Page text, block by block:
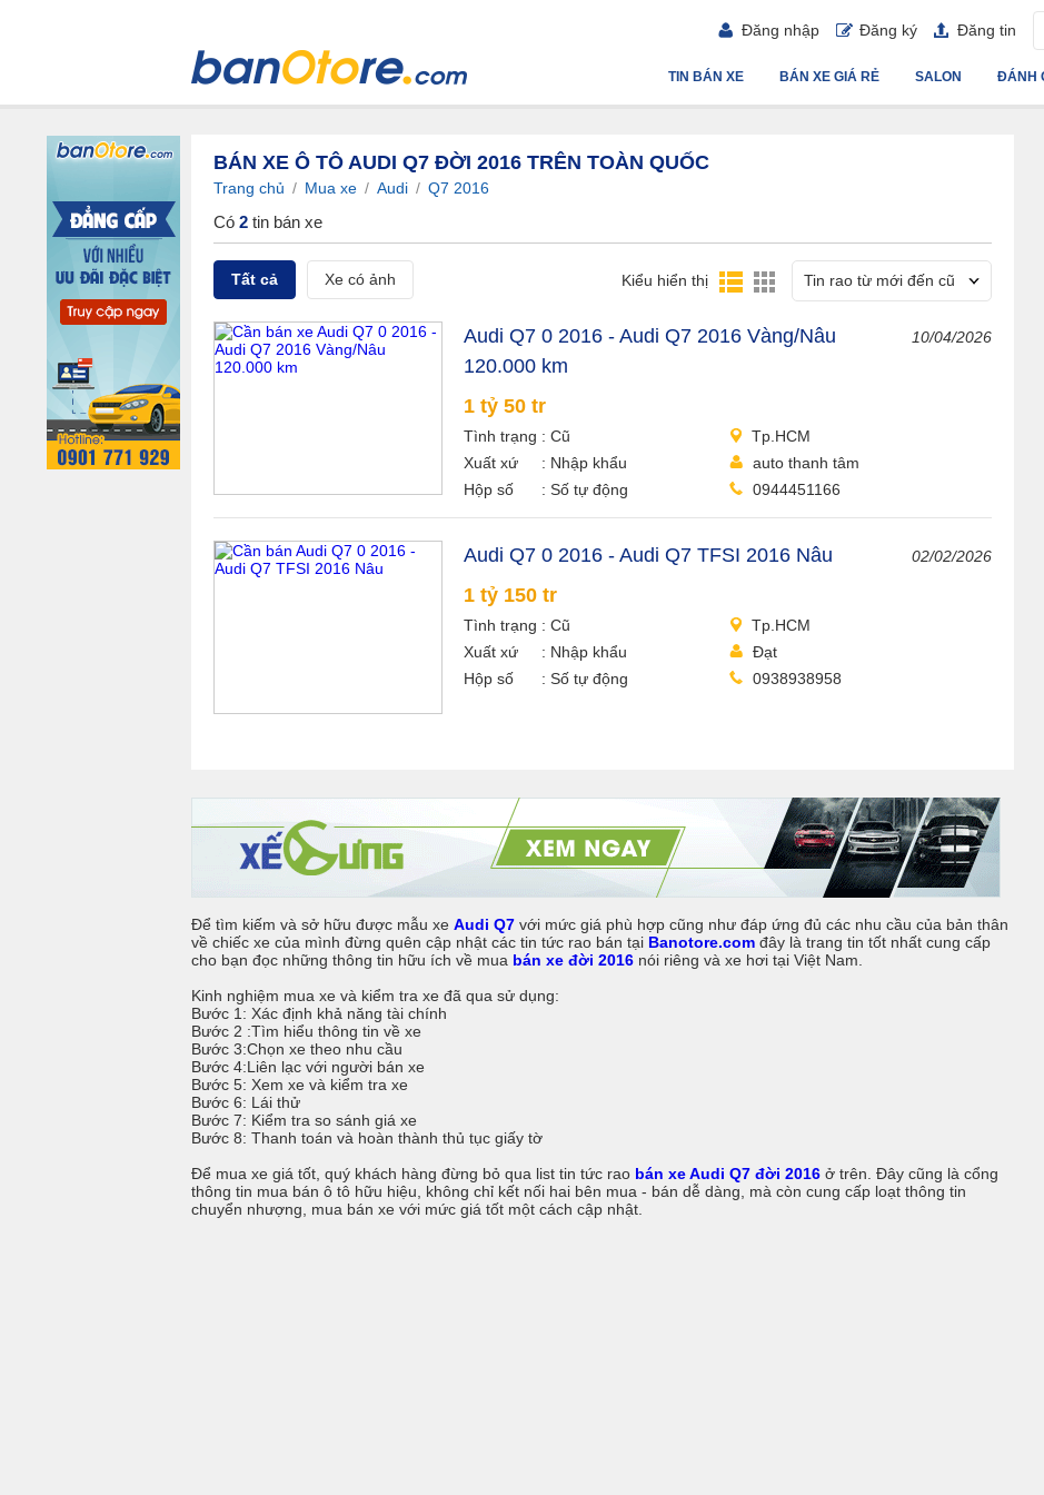
Đăng nhập Đăng ký Đăng tin
ĐÁNH
SALON
BÁN XE GIÁ RẺ
TIN BÁN XE
BÁN XE Ô TÔ AUDI Q7 ĐỜI 2016 TRÊN TOÀN QUỐC
Trang chủ / Mua xe / Audi / Q7 2016
Có 2 tin bán xe
Tất cả Xe có ảnh Tin rao từ mới đến cũ
Kiểu hiển thị
Audi Q7 0 2016 - Audi Q7 2016 Vàng/Nâu
120.000 km
10/04/2026
1 tỷ 50 tr
Tình trạng
Cũ
Xuất xứ
Nhập khẩu
Hộp số
Số tự động
Tp.HCM
auto thanh tâm
0944451166
Audi Q7 0 2016 - Audi Q7 TFSI 2016 Nâu 02/02/2026
1 tỷ 150 tr
Tình trạng
Cũ
Xuất xứ
Nhập khẩu
Hộp số
Số tự động
Tp.HCM
Đạt
0938938958
Để tìm kiếm và sở hữu được mẫu xe Audi Q7 với mức giá phù hợp cũng như đáp ứng đủ các nhu cầu của bản thân
về chiếc xe của mình đừng quên cập nhật các tin tức rao bán tại Banotore.com đây là trang tin tốt nhất cung cấp
cho bạn đọc những thông tin hữu ích về mua bán xe đời 2016 nói riêng và xe hơi tại Việt Nam.
Kinh nghiệm mua xe và kiểm tra xe đã qua sử dụng:
Bước 1: Xác định khả năng tài chính
Bước 2 :Tìm hiểu thông tin về xe
Bước 3:Chọn xe theo nhu cầu
Bước 4:Liên lạc với người bán xe
Bước 5: Xem xe và kiểm tra xe
Bước 6: Lái thử
Bước 7: Kiểm tra so sánh giá xe
Bước 8: Thanh toán và hoàn thành thủ tục giấy tờ
Để mua xe giá tốt, quý khách hàng đừng bỏ qua list tin tức rao bán xe Audi Q7 đời 2016 ở trên. Đây cũng là cổng
thông tin mua bán ô tô hữu hiệu, không chỉ kết nối hai bên mua - bán dễ dàng, mà còn cung cấp loạt thông tin
chuyển nhượng, mua bán xe với mức giá tốt một cách cập nhật.